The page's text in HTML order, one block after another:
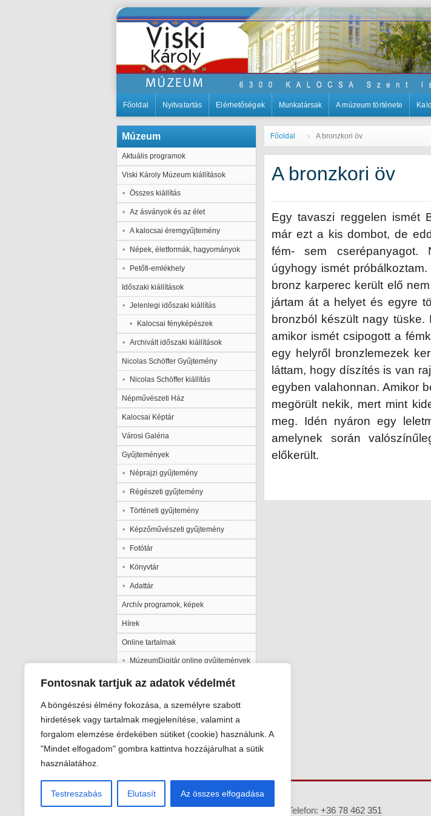
Fontosnak tartjuk az adatok védelmét
A böngészési élmény fokozása, a személyre szabott
hirdetések vagy tartalmak megjelenítése, valamint a
forgalom elemzése érdekében sütiket (cookie) használunk. A
"Mindet elfogadom" gombra kattintva hozzájárulhat a sütik
használatához.
Testreszabás Elutasít Az összes elfogadása
Főoldal Nyitvatartás Elérhetőségek Munkatársak A múzeum története
Múzeum
Aktuális programok
Viski Károly Múzeum kiállítások
Összes kiállítás
Az ásványok és az élet
A kalocsai éremgyűjtemény
Népek, életformák, hagyományok
Petőfi-emlékhely
Időszaki kiállítások
Jelenlegi időszaki kiállítás
Kalocsai fényképészek
Archivált időszaki kiállítások
Nicolas Schöffer Gyűjtemény
Nicolas Schöffer kiállítás
Népművészeti Ház
Kalocsai Képtár
Városi Galéria
Gyűjtemények
Néprajzi gyűjtemény
Régészeti gyűjtemény
Történeti gyűjtemény
Képzőművészeti gyűjtemény
Fotótár
Könyvtár
Adattár
Archív programok, képek
Hírek
Online tartalmak
MúzeumDigitár online gyűjtemények
Kalocsai Települési Értéktár
Múzeumpedagógia
Pályázatok
Galéria
Főoldal A bronzkori öv
A bronzkori öv
Egy tavaszi reggelen ismét
már ezt a kis dombot, de
fém- sem cserépanyagot.
úgyhogy ismét
bronz karperec került elő
jártam át a helyet és egyre
bronzból készült nagy
amikor ismét csipogott a
egy helyről bronzlemezek
láttam, hogy díszítés is van
egyben valahonnan. Amikor
megörült nekik, mert mint
meg. Idén nyáron egy
amelynek során
előkerült.
Viski Károly Múzeum Kalocsa
6300 Kalocsa, Szent István király út 25. · Telefon: +36 78 462 351